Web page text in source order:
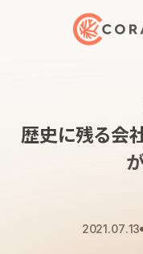
トップページ
歴史に残る会
2021.07.13